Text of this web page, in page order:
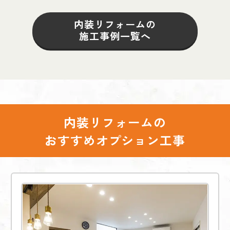
内装リフォームの
施工事例一覧へ
内装リフォームの
おすすめオプション工事